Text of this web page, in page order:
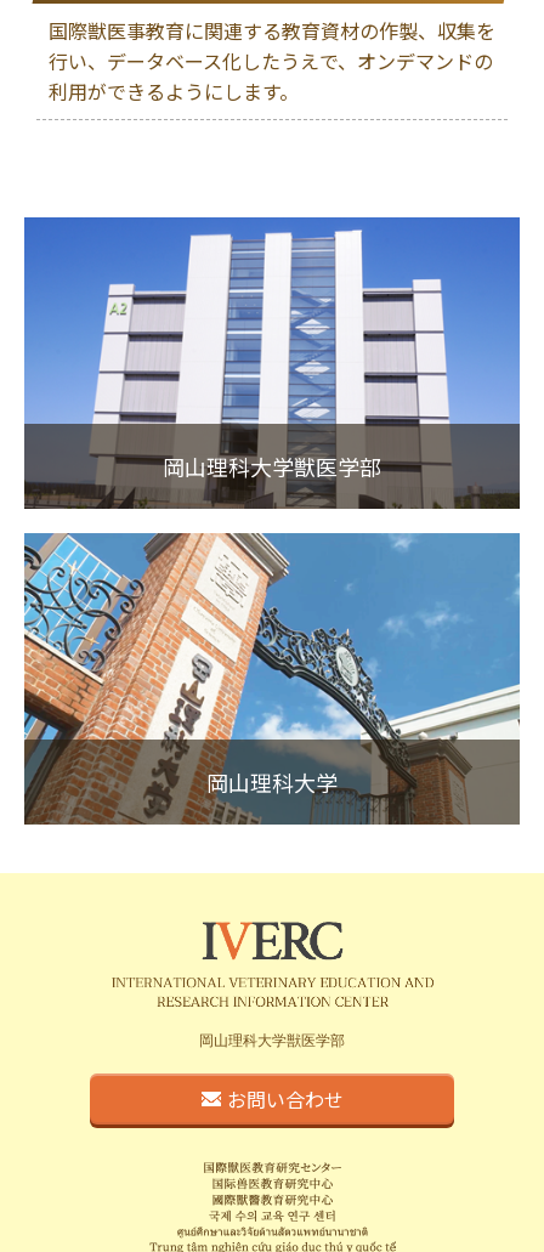
国際獣医事教育に関連する教育資材の作製、収集を
行い、データベース化したうえで、オンデマンドの
利用ができるようにします。
岡山理科大学獣医学部
岡山理科大学
岡山理科大学獣医学部
お問い合わせ